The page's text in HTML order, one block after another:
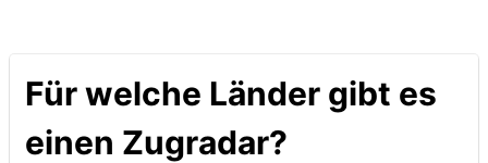
Für welche Länder gibt es
einen Zugradar?